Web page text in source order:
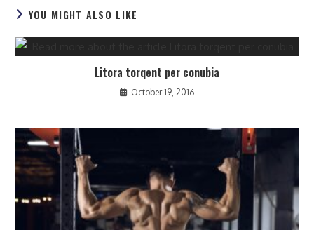
YOU MIGHT ALSO LIKE
Litora torqent per conubia
October 19, 2016